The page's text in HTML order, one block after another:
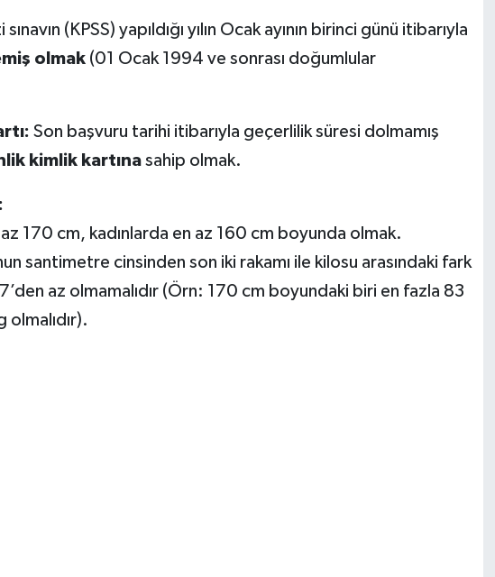
(KPSS) yapıldığı yılın Ocak ayının birinci günü itibarıyla
olmak(01 Ocak 1994 ve sonrası doğumlular
Son başvuru tarihi itibarıyla geçerlilik süresi dolmamış
kimlik kartınasahip olmak.
170 cm, kadınlarda en az 160 cm boyunda olmak.
santimetre cinsinden son iki rakamı ile kilosu arasındaki fark
az olmamalıdır (Örn: 170 cm boyundaki biri en fazla 83
olmalıdır).